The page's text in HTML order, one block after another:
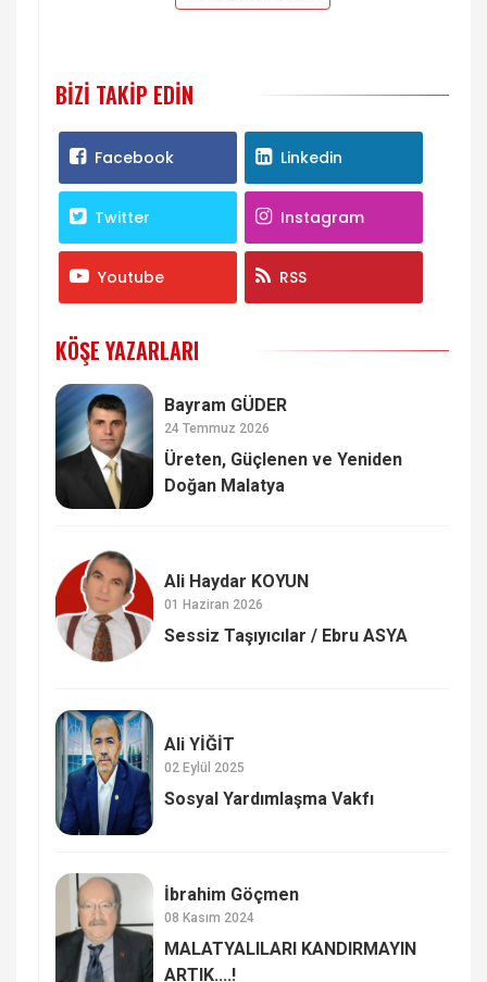
BIZI TAKIP EDIN
Facebook Linkedin
Twitter Instagram
Youtube RSS
KÖŞE YAZARLARI
Bayram GÜDER
24 Temmuz 2026
Üreten, Güçlenen ve Yeniden
Doğan Malatya
Ali Haydar KOYUN
01 Haziran 2026
Sessiz Taşıyıcılar / Ebru ASYA
Ali YİĞİT
02 Eylül 2025
Sosyal Yardımlaşma Vakfı
İbrahim Göçmen
08 Kasım 2024
MALATYALILARI KANDIRMAYIN
ARTIK....!